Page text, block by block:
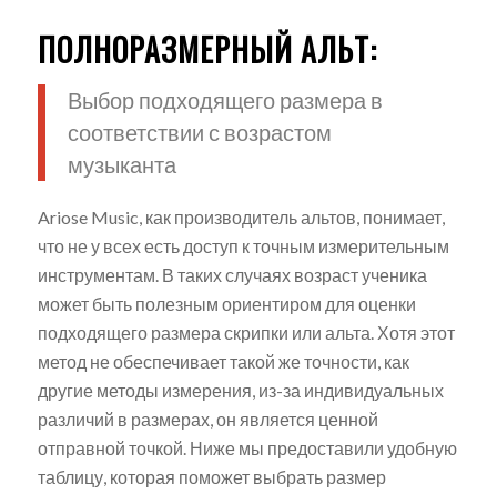
ПОЛНОРАЗМЕРНЫЙ АЛЬТ:
Выбор подходящего размера в
соответствии с возрастом
музыканта
Ariose Music, как производитель альтов, понимает,
что не у всех есть доступ к точным измерительным
инструментам. В таких случаях возраст ученика
может быть полезным ориентиром для оценки
подходящего размера скрипки или альта. Хотя этот
метод не обеспечивает такой же точности, как
другие методы измерения, из-за индивидуальных
различий в размерах, он является ценной
отправной точкой. Ниже мы предоставили удобную
таблицу, которая поможет выбрать размер